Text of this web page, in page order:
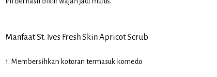
Manfaat St. Ives Fresh Skin Apricot Scrub
1. Membersihkan kotoran termasuk komedo